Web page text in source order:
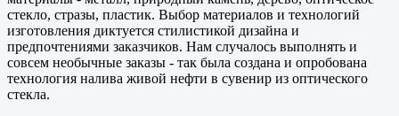
стекло, стразы, пластик. Выбор материалов и технологий
изготовления диктуется стилистикой дизайна и
предпочтениями заказчиков. Нам случалось выполнять и
совсем необычные заказы - так была создана и опробована
технология налива живой нефти в сувенир из оптического
стекла.